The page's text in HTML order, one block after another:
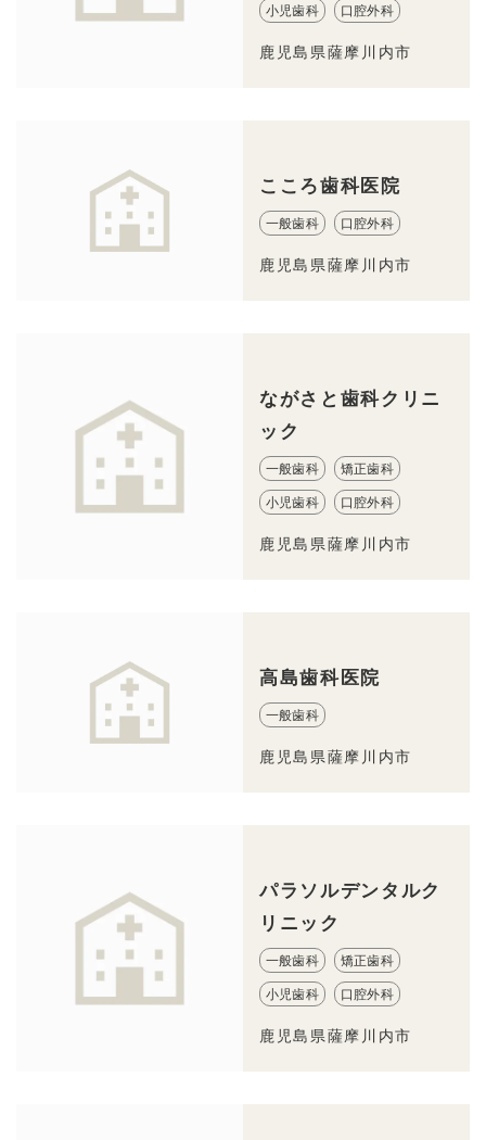
小児歯科 口腔外科
鹿児島県薩摩川内市
こころ歯科医院
一般歯科 口腔外科
鹿児島県薩摩川内市
ながさと歯科クリニ
ック
一般歯科 矯正歯科
小児歯科 口腔外科
鹿児島県薩摩川内市
高島歯科医院
一般歯科
鹿児島県薩摩川内市
パラソルデンタルク
リニック
一般歯科 矯正歯科
小児歯科 口腔外科
鹿児島県薩摩川内市